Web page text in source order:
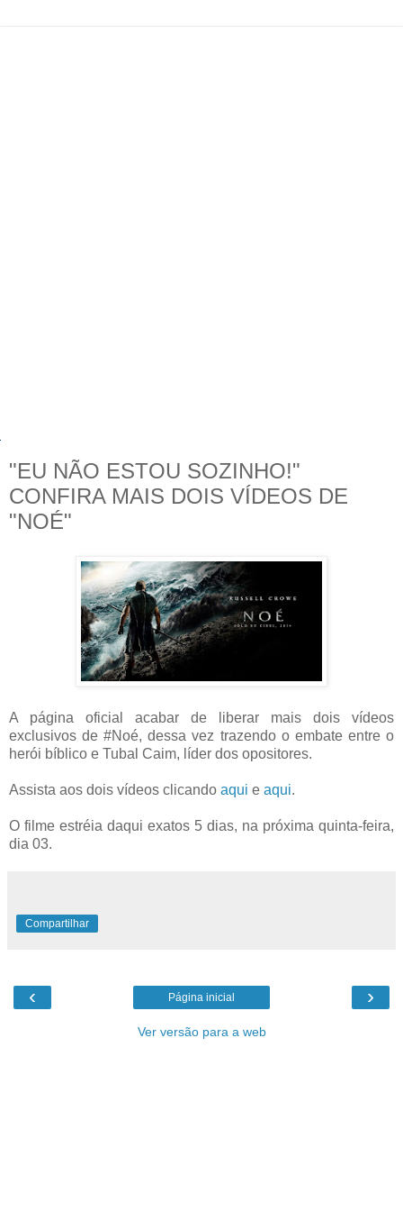
"EU NÃO ESTOU SOZINHO!"
CONFIRA MAIS DOIS VÍDEOS DE
"NOÉ"
A página oficial acabar de liberar mais dois vídeos
exclusivos de #Noé, dessa vez trazendo o embate entre o
herói bíblico e Tubal Caim, líder dos opositores.
Assista aos dois vídeos clicando aqui e aqui.
O filme estréia daqui exatos 5 dias, na próxima quinta-feira,
dia 03.
Compartilhar
‹ ›
Página inicial
Ver versão para a web